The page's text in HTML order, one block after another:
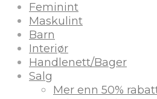
Feminint
Maskulint
Barn
Interiør
Handlenett/Bager
Salg
Mer enn 50%